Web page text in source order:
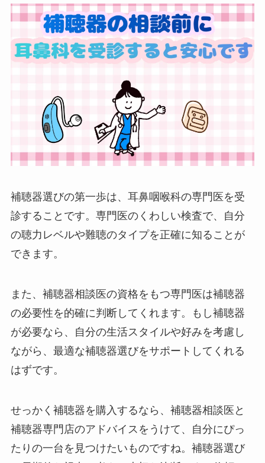
補聴器選びの第一歩は、耳鼻咽喉科の専門医を受
診することです。専門医のくわしい検査で、自分
の聴力レベルや難聴のタイプを正確に知ることが
できます。
また、補聴器相談医の資格をもつ専門医は補聴器
の必要性を的確に判断してくれます。もし補聴器
が必要なら、自分の生活スタイルや好みを考慮し
ながら、最適な補聴器選びをサポートしてくれる
はずです。
せっかく補聴器を購入するなら、補聴器相談医と
補聴器専門店のアドバイスをうけて、自分にぴっ
たりの一台を見つけたいものですね。補聴器選び